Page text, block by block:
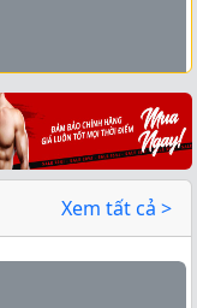
Xem tất cả >